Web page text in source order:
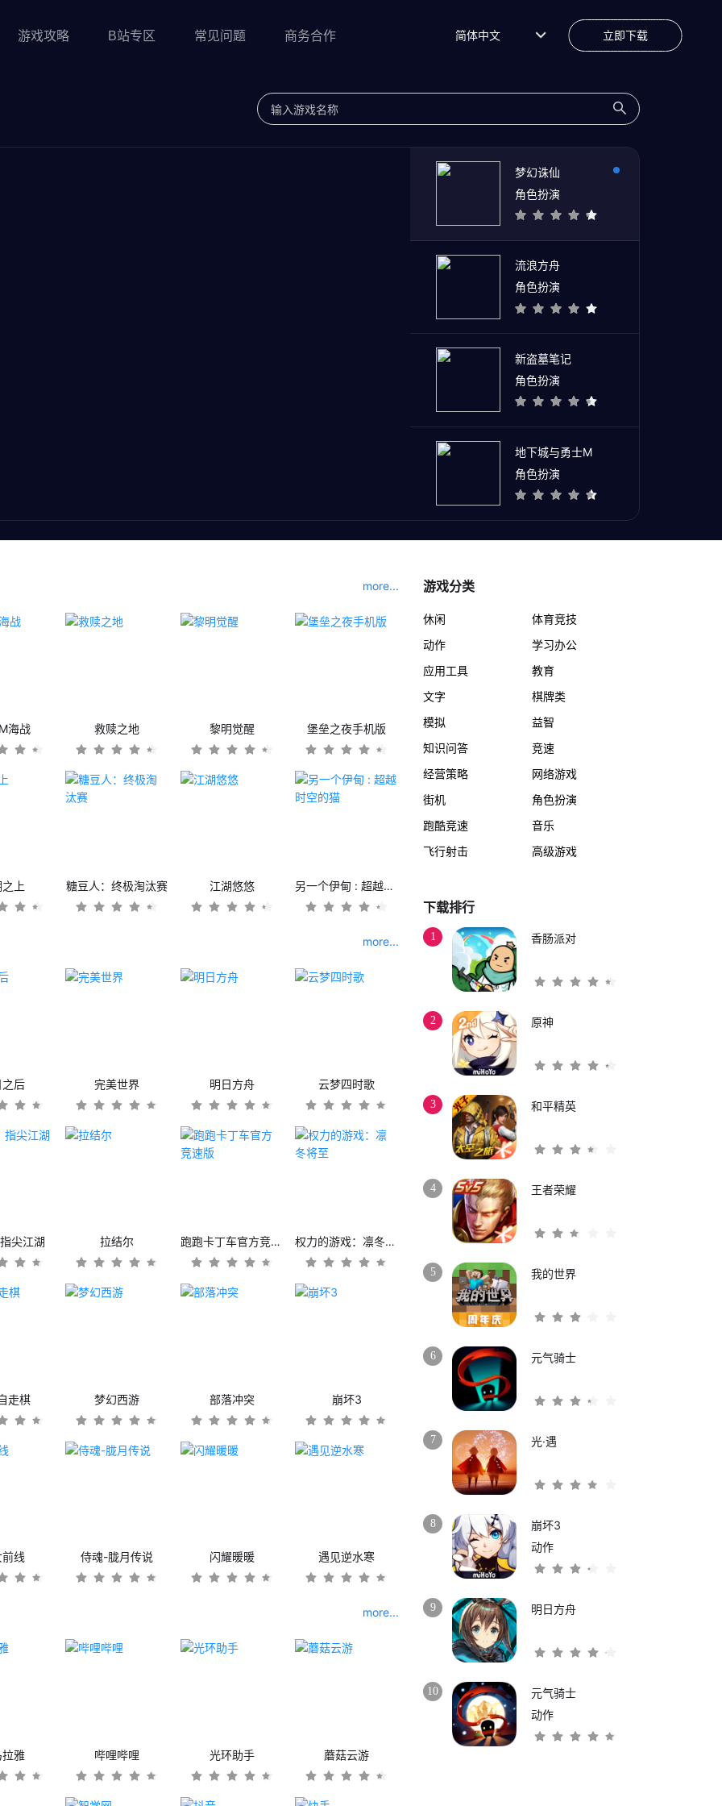
游戏攻略 B站专区 常见问题 商务合作 简体中文 立即下载
梦幻诛仙
角色扮演
流浪方舟
角色扮演
新盗墓笔记
角色扮演
地下城与勇士M
角色扮演
more...
海战 救赎之地 黎明觉醒 堡垒之夜手机版
上 糖豆人：终极淘汰赛 江湖悠悠 另一个伊甸 : 超越时空的猫
more...
后 完美世界 明日方舟 云梦四时歌
尖江湖 拉结尔 跑跑卡丁车官方竞速版 权力的游戏：凛冬将至
走棋 梦幻西游 部落冲突 崩坏3
线 侍魂-胧月传说 闪耀暖暖 遇见逆水寒
more...
雅 哔哩哔哩 光环助手 蘑菇云游
游戏分类
休闲
体育竞技
动作
学习办公
应用工具
教育
文字
棋牌类
模拟
益智
知识问答
竞速
经营策略
网络游戏
街机
角色扮演
跑酷竞速
音乐
飞行射击
高级游戏
下载排行
1 香肠派对
2 原神
3 和平精英
4 王者荣耀
5 我的世界
6 元气骑士
7 光·遇
8
崩坏3
动作
9 明日方舟
10
元气骑士
动作